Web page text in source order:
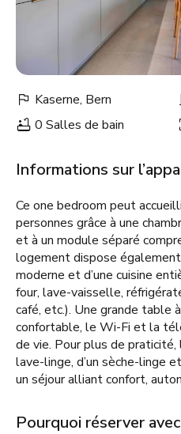
Kaserne, Bern
0 Salles de bain
Informations sur
Ce one bedroom peut
personnes grâce à une
et à un module séparé
logement dispose également
moderne et d’une cuisine
four, lave-vaisselle,
café, etc.). Une grande table
confortable, le Wi-Fi et la
de vie. Pour plus de
lave-linge, d’un sèche-linge
un séjour alliant confort,
Pourquoi réserver